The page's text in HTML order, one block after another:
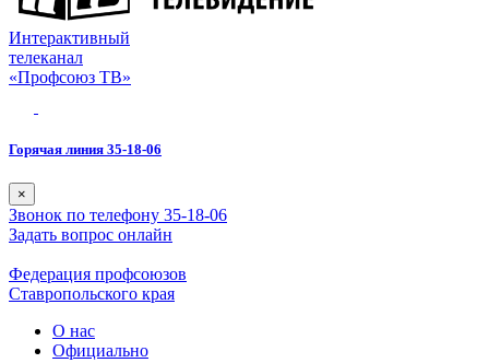
Интерактивный
телеканал
«Профсоюз ТВ»
Горячая линия 35-18-06
×
Звонок по телефону 35-18-06
Задать вопрос онлайн
Федерация профсоюзов
Ставропольского края
О нас
Официально